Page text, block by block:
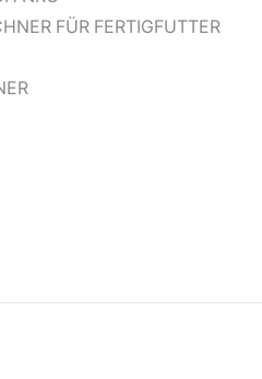
FÜR FERTIGFUTTER